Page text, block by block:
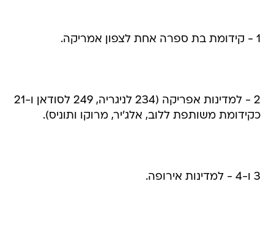
1 - קידומת בת ספרה אחת לצפון אמריקה.
2 - למדינות אפריקה (234 לניגריה, 249 לסודאן ו-21
כקידומת משותפת ללוב, אלג'יר, מרוקו ותוניס).
3 ו-4 - למדינות אירופה.